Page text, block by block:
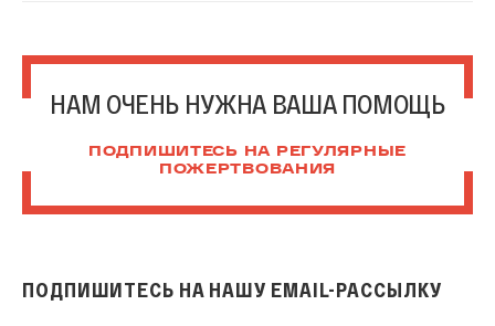
НАМ ОЧЕНЬ НУЖНА ВАША ПОМОЩЬ
ПОДПИШИТЕСЬ НА РЕГУЛЯРНЫЕ
ПОЖЕРТВОВАНИЯ
ПОДПИШИТЕСЬ НА НАШУ EMAIL-РАССЫЛКУ